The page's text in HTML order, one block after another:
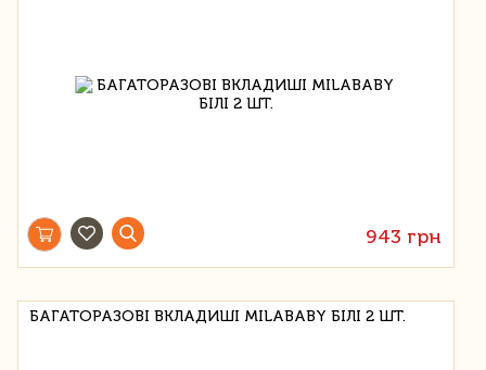
943 грн
БАГАТОРАЗОВІ ВКЛАДИШІ MILABABY БІЛІ 2 ШТ.